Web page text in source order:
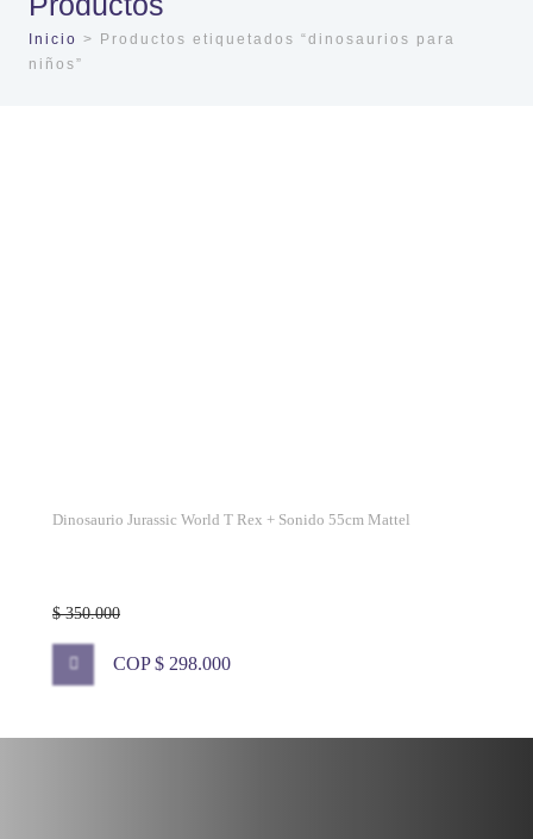
Inicio > Productos etiquetados “dinosaurios para
niños”
Dinosaurio Jurassic World T Rex + Sonido 55cm Mattel
$ 350.000
COP $ 298.000